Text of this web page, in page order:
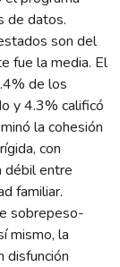
de datos.
son del
fue la media. El
de los
y 4.3% calificó
la cohesión
con
débil entre
familiar.
sobrepeso-
mismo, la
disfunción